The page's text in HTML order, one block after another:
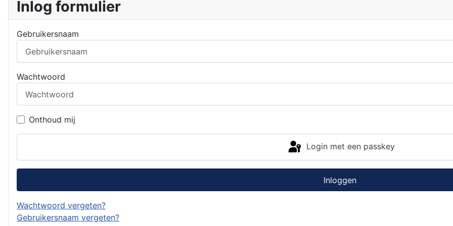
Inlog formulier
Gebruikersnaam
Wachtwoord
Onthoud mij
Login met een passkey
Inloggen
Wachtwoord vergeten?
Gebruikersnaam vergeten?